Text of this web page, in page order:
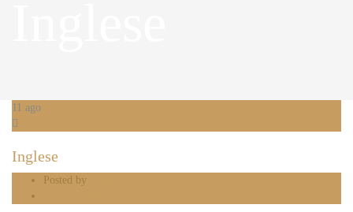
11 ago
Inglese
Posted by